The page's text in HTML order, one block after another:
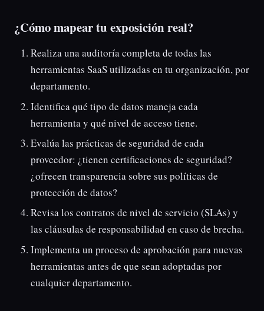
¿Cómo mapear tu exposición real?
Realiza una auditoría completa de todas las
herramientas SaaS utilizadas en tu organización, por
departamento.
Identifica qué tipo de datos maneja cada
herramienta y qué nivel de acceso tiene.
Evalúa las prácticas de seguridad de cada
proveedor: ¿tienen certificaciones de seguridad?
¿ofrecen transparencia sobre sus políticas de
protección de datos?
Revisa los contratos de nivel de servicio (SLAs) y
las cláusulas de responsabilidad en caso de brecha.
Implementa un proceso de aprobación para nuevas
herramientas antes de que sean adoptadas por
cualquier departamento.